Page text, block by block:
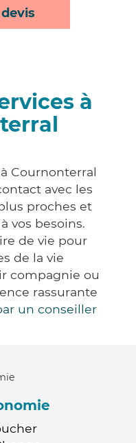
à
Cournonterral
avec les
proches et
vos besoins.
de vie pour
de la vie
compagnie ou
rassurante
un conseiller